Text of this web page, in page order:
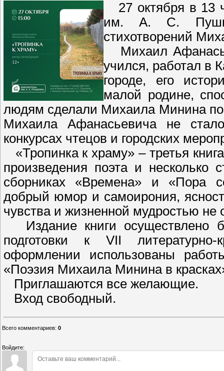
27 октября в 13
им. А. С.
стихотворений
Михаил
учился, работал в
городе, его
малой родине,
людям сделали Михаила Минина
Михаила Афанасьевича не
конкурсах чтецов и городских
«Тропинка к храму» – третья
произведения поэта и несколько
сборниках «Времена» и «Пора
добрый юмор и самоирония,
чувства и жизненной мудростью
Издание книги осуществлено
подготовки к VII
оформлении использованы
«Поэзия Михаила Минина в
Приглашаются все желающие.
Вход свободный.
Всего комментариев: 0
Войдите: